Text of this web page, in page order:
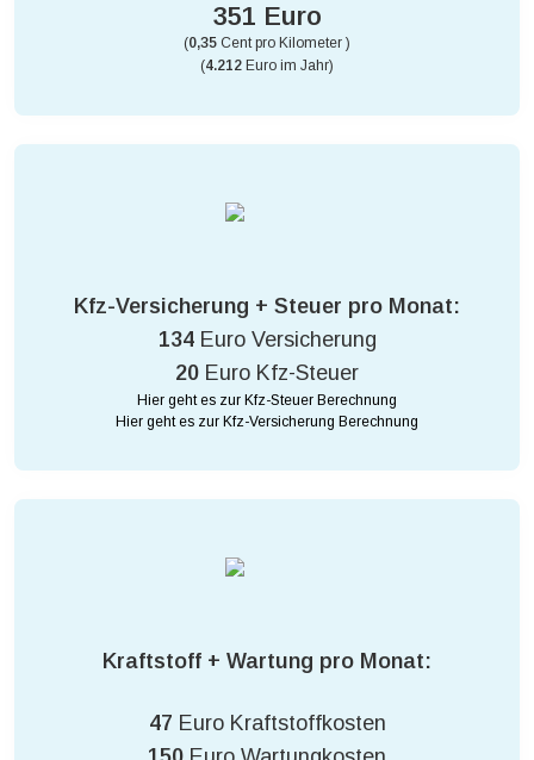
351 Euro
(0,35 Cent pro Kilometer )
(4.212 Euro im Jahr)
Kfz-Versicherung + Steuer pro Monat:
134 Euro Versicherung
20 Euro Kfz-Steuer
Hier geht es zur Kfz-Steuer Berechnung
Hier geht es zur Kfz-Versicherung Berechnung
Kraftstoff + Wartung pro Monat:
47 Euro Kraftstoffkosten